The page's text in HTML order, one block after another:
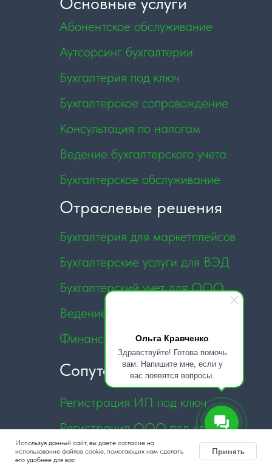
Ольга Кравченко
Здравствуйте! Готова помочь
вам. Напишите мне, если у
вас появятся вопросы.
Используя данный сайт, вы даете согласие на
использование файлов cookie, помогающих нам сделать
его удобнее для вас
Принять